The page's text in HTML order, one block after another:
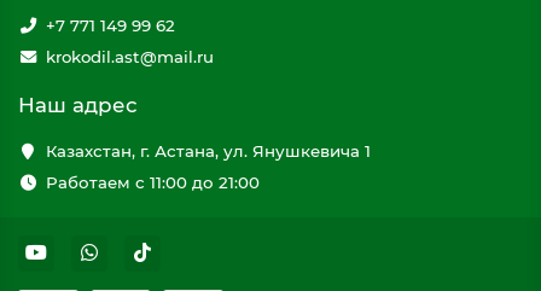
+7 771 149 99 62
krokodil.ast@mail.ru
Наш адрес
Казахстан, г. Астана, ул. Янушкевича 1
Работаем с 11:00 до 21:00